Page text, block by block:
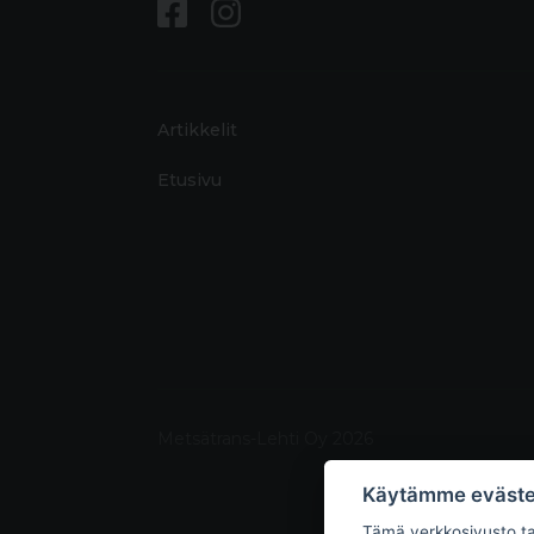
Artikkelit
Etusivu
Käytämme